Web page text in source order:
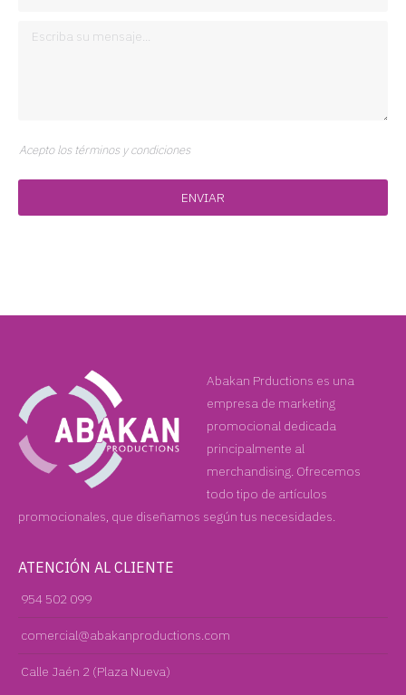
Acepto los términos y condiciones
Abakan Prductions es una
empresa de marketing
promocional dedicada
principalmente al
merchandising. Ofrecemos
todo tipo de artículos
promocionales, que diseñamos según tus necesidades.
ATENCIÓN AL CLIENTE
954 502 099
comercial@abakanproductions.com
Calle Jaén 2 (Plaza Nueva)